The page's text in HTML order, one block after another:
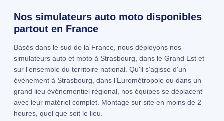
Nos simulateurs auto moto disponibles
partout en France
Basés dans le sud de la France, nous déployons nos
simulateurs auto et moto à Strasbourg, dans le Grand Est et
sur l'ensemble du territoire national. Qu'il s'agisse d'un
événement à Strasbourg, dans l’Eurométropole ou dans un
grand lieu événementiel régional, nos équipes se déplacent
avec leur matériel complet. Montage sur site en moins de 2
heures, quel que soit le lieu.